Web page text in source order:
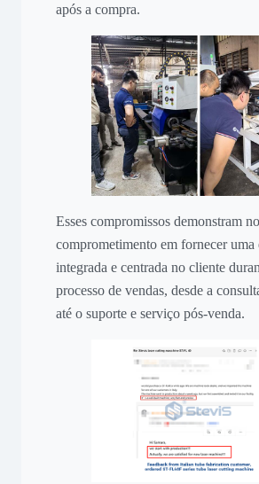
após a compra.
Esses compromissos demonstram
comprometimento em fornecer uma
integrada e centrada no cliente
processo de vendas, desde a
até o suporte e serviço pós-venda.